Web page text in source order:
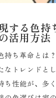
する色持
活用方法
持ち革命とは
なトレンドと
ち性能が、多